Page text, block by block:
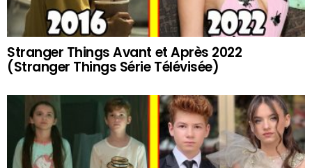
Stranger Things Avant et Après 2022
(Stranger Things Série Télévisée)